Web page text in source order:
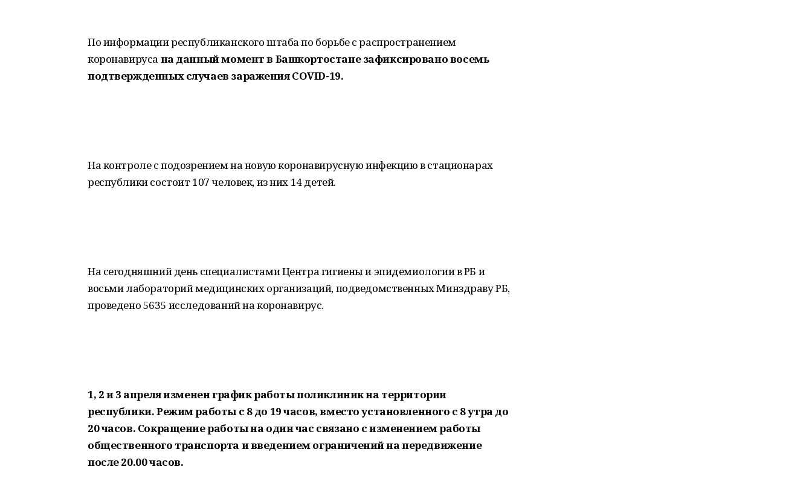
По информации республиканского штаба по борьбе с распространением
коронавируса на данный момент в Башкортостане зафиксировано восемь
подтвержденных случаев заражения COVID-19.
На контроле с подозрением на новую коронавирусную инфекцию в стационарах
республики состоит 107 человек, из них 14 детей.
На сегодняшний день специалистами Центра гигиены и эпидемиологии в РБ и
восьми лабораторий медицинских организаций, подведомственных Минздраву РБ,
проведено 5635 исследований на коронавирус.
1, 2 и 3 апреля изменен график работы поликлиник на территории
республики. Режим работы с 8 до 19 часов, вместо установленного с 8 утра до
20 часов. Сокращение работы на один час связано с изменением работы
общественного транспорта и введением ограничений на передвижение
после 20.00 часов.